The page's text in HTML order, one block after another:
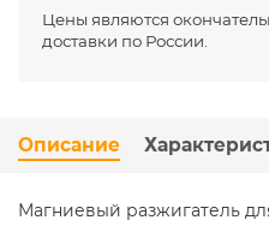
Цены являются
доставки по России.
Описание
Магниевый разжигатель